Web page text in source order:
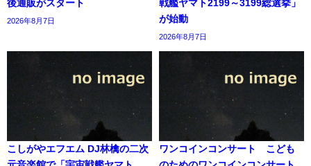
後通販がスタート
2026年8月7日
戦艦ヤマト2199～3199総選挙」
が始動
2026年8月7日
こしがやエフエム DJ林檎の二次
ワンコインコンサート こども